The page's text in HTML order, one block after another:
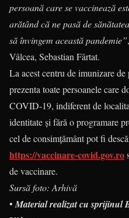
persoană care se vaccinează
arătând că ne pasă de
să învingem această pandemie”
Vâlcea, Sebastian Fârtat.
La acest centru de imunizare de
prezenta toate persoanele care
COVID-19, indiferent de
identitate și fără o programare
cel de consimțământ pot fi
https://vaccinare-covid.gov.ro
de vaccinare.
Sursă foto: Arhivă
• Material realizat cu sprijinul